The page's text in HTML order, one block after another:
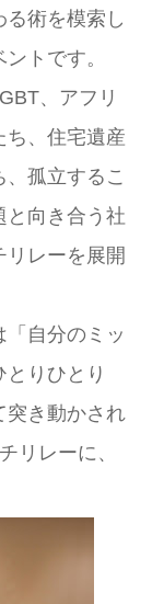
術を模索し
トです。
、アフリ
ち、住宅遺産
孤立するこ
と向き合う社
レーを展開
自分のミッ
りひとり
突き動かされ
リレーに、